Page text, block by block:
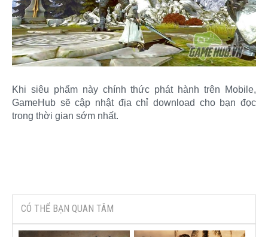
Khi siêu phẩm này chính thức phát hành trên Mobile,
GameHub sẽ cập nhật địa chỉ download cho bạn đọc
trong thời gian sớm nhất.
CÓ THỂ BẠN QUAN TÂM